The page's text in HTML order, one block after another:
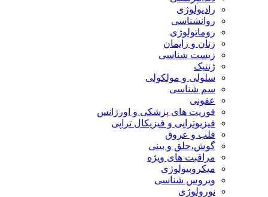
رادیولوژی
روانشناسی
روماتولوژی
زنان و زایمان
زیست شناسی
ژنتیک
سلولی و مولکولی
سم شناسی
عفونی
فوریت های پزشکی و اورژانس
فیزیوتراپی و فیزیکال تراپی
قلب و عروق
گوش،حلق و بینی
مراقبت های ویژه
میکروبیولوژی
ویروس شناسی
نورولوژی